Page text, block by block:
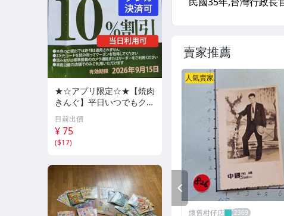
賣家推薦
人氣賣家
懷舊柑仔店
PREV
★☆アプリ限定☆★【焼肉
きんぐ】平日いつでもクー
ポン 10%割引券 9月15日
まで PayPay・クレカ決済
可 当日利用可能
目前出價
¥ 75
($17)